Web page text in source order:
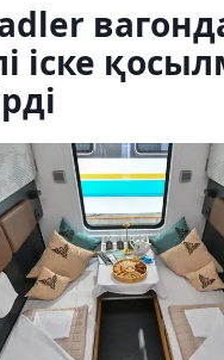
іске